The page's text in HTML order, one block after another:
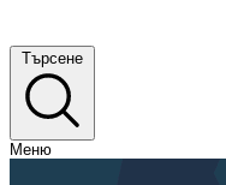
Търсене
Меню